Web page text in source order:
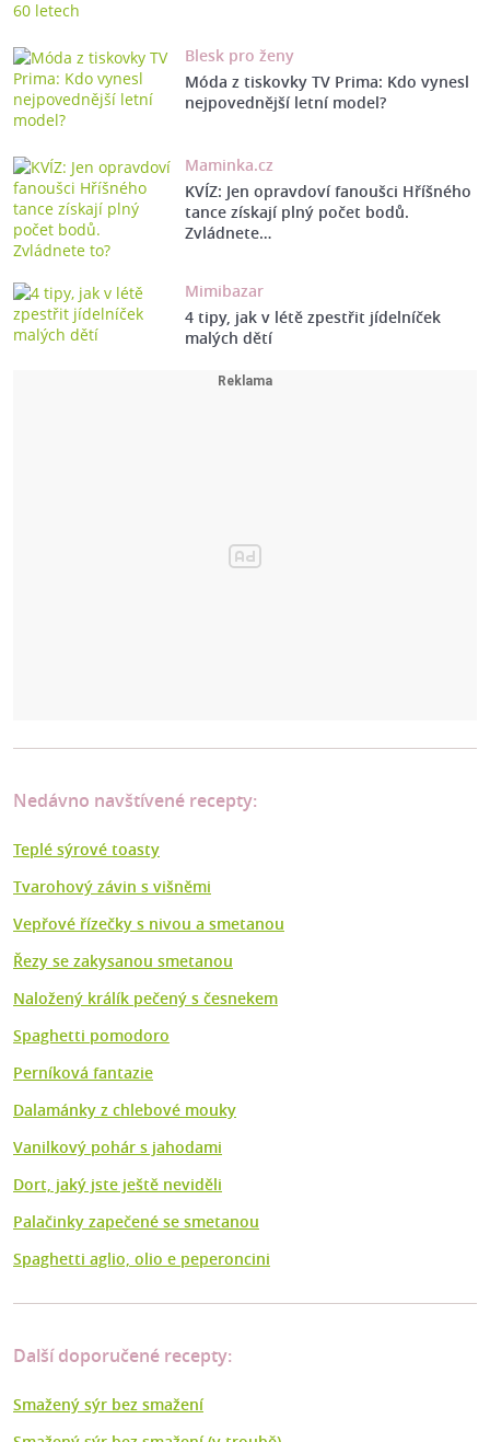
Blesk pro ženy
Móda z tiskovky TV Prima: Kdo vynesl
nejpovednější letní model?
Maminka.cz
KVÍZ: Jen opravdoví fanoušci Hříšného
tance získají plný počet bodů.
Zvládnete…
Mimibazar
4 tipy, jak v létě zpestřit jídelníček
malých dětí
Nedávno navštívené recepty:
Teplé sýrové toasty
Tvarohový závin s višněmi
Vepřové řízečky s nivou a smetanou
Řezy se zakysanou smetanou
Naložený králík pečený s česnekem
Spaghetti pomodoro
Perníková fantazie
Dalamánky z chlebové mouky
Vanilkový pohár s jahodami
Dort, jaký jste ještě neviděli
Palačinky zapečené se smetanou
Spaghetti aglio, olio e peperoncini
Další doporučené recepty:
Smažený sýr bez smažení